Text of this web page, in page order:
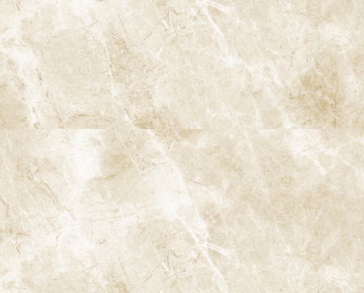
す。
3-2. 日本における予防意識の現状
一方、日本では「治療中心型」の歯科医療が長く続いてきまし
た。痛みや問題が発生してから歯科医院に通うことが一般的であ
り、予防目的での定期的な通院はまだ普及していません。しか
し、最近では「8020運動」などの啓蒙活動により、予防に対する
関心が高まりつつあります。
3-3. 歯科予防文化の違い